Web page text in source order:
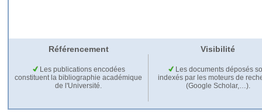
Référencement Visibilité
Les publications encodées
constituent la bibliographie académique
de l'Université.
Les documents déposés
indexés par les moteurs de
(Google Scholar,…).